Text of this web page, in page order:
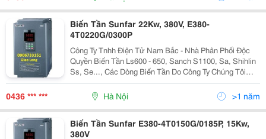
Biến Tần Sunfar 22Kw, 380V, E380-
4T0220G/0300P
Công Ty Tnhh Điện Tử Nam Bắc - Nhà Phân Phối Độc
Quyền Biến Tần Ls600 - 650, Sanch S1100, Sa, Shihlin
Ss, Se..., Các Dòng Biến Tần Do Công Ty Chúng Tôi
Phân Phối: + Biến Tần Ls: - Ls600 2001N/Sn1;
2002N/Sn1; 2003N/Sn1 - Ls600 4001N/Sn1, 4
002N/Sn1; 4
0436 *** *** Hà Nội >1 năm
Biến Tần Sunfar E380-4T0150G/0185P, 15Kw,
380V